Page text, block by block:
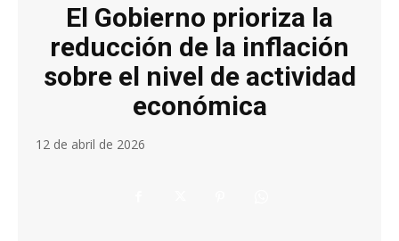
El Gobierno prioriza la
reducción de la inflación
sobre el nivel de actividad
económica
12 de abril de 2026